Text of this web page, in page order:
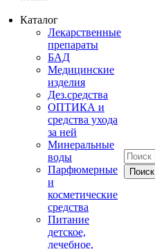
Каталог
Лекарственные
препараты
БАД
Медицинские
изделия
Дез.средства
ОПТИКА и
средства ухода
за ней
Минеральные
воды
Парфюмерные
и
косметические
средства
Питание
детское,
лечебное,